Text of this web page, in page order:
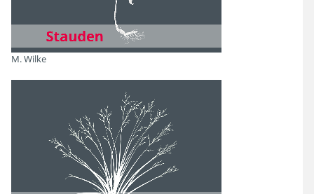
M. Wilke
Herbstfärbung
Samenreife